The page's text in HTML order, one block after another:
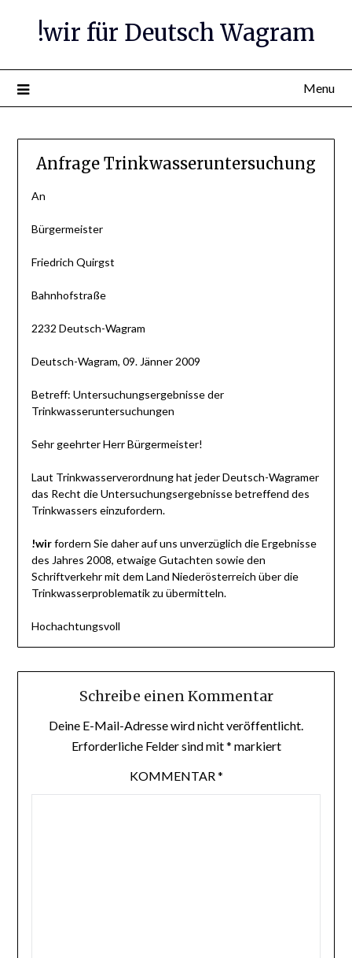
!wir für Deutsch Wagram
Menu
Anfrage Trinkwasseruntersuchung
An
Bürgermeister
Friedrich Quirgst
Bahnhofstraße
2232 Deutsch-Wagram
Deutsch-Wagram, 09. Jänner 2009
Betreff: Untersuchungsergebnisse der
Trinkwasseruntersuchungen
Sehr geehrter Herr Bürgermeister!
Laut Trinkwasserverordnung hat jeder Deutsch-Wagramer
das Recht die Untersuchungsergebnisse betreffend des
Trinkwassers einzufordern.
!wirfordern Sie daher auf uns unverzüglich die Ergebnisse
des Jahres 2008, etwaige Gutachten sowie den
Schriftverkehr mit dem Land Niederösterreich über die
Trinkwasserproblematik zu übermitteln.
Hochachtungsvoll
Schreibe einen Kommentar
Deine E-Mail-Adresse wird nicht veröffentlicht.
Erforderliche Felder sind mit* markiert
KOMMENTAR*